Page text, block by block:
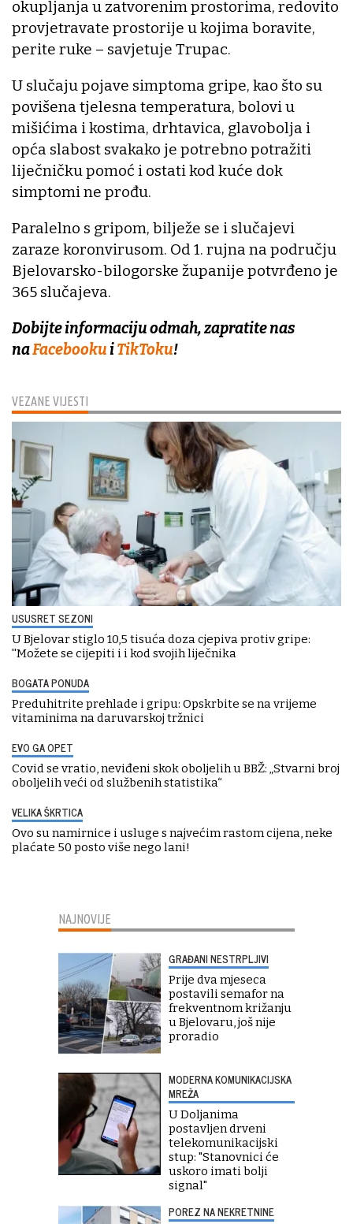
VEZANE VIJESTI
USUSRET SEZONI
U Bjelovar stiglo 10,5 tisuća doza cjepiva protiv gripe:
''Možete se cijepiti i i kod svojih liječnika
BOGATA PONUDA
Preduhitrite prehlade i gripu: Opskrbite se na vrijeme
vitaminima na daruvarskoj tržnici
EVO GA OPET
Covid se vratio, neviđeni skok oboljelih u BBŽ: „Stvarni broj
oboljelih veći od službenih statistika“
VELIKA ŠKRTICA
Ovo su namirnice i usluge s najvećim rastom cijena, neke
plaćate 50 posto više nego lani!
okupljanja u zatvorenim prostorima, redovito
provjetravate prostorije u kojima boravite,
perite ruke – savjetuje Trupac.
U slučaju pojave simptoma gripe, kao što su
povišena tjelesna temperatura, bolovi u
mišićima i kostima, drhtavica, glavobolja i
opća slabost svakako je potrebno potražiti
liječničku pomoć i ostati kod kuće dok
simptomi ne prođu.
Paralelno s gripom, bilježe se i slučajevi
zaraze koronvirusom. Od 1. rujna na području
Bjelovarsko-bilogorske županije potvrđeno je
365 slučajeva.
Dobijte informaciju odmah, zapratite nas
naFacebookuiTikToku!
NAJNOVIJE
GRAĐANI NESTRPLJIVI
Prije dva mjeseca
postavili semafor na
frekventnom križanju
u Bjelovaru, još nije
proradio
MODERNA KOMUNIKACIJSKA
MREŽA
U Doljanima
postavljen drveni
telekomunikacijski
stup: "Stanovnici će
uskoro imati bolji
signal"
POREZ NA NEKRETNINE